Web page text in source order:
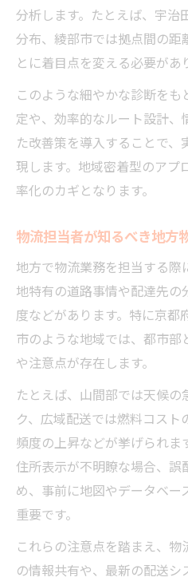
分析します。たとえば、宇治
分布、綾部市では拠点間の
とに着目点を変える必要があ
このような細やかな診断を
定や、効率的なルート設計、
た改善策を導入することで
現します。地域密着型のアプ
率化のカギとなります。
物流担当者が知るべき地方
地方で物流業務を担当する際
地特有の道路事情や配達先
度などがあります。特に京都
市のような地域では、都市
や注意点が存在します。
たとえば、山間部では天候
ク、広域配送では燃料コスト
頻度の上昇などが挙げられま
住所表示が不明瞭な場合、
め、事前に地図やデータベ
重要です。
これらの注意点を踏まえ、
の情報共有や、最新の配送シ